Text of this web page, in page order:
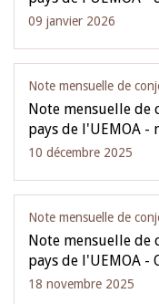
09 janvier 2026
Note mensuelle de
Note mensuelle de
pays de l'UEMOA -
10 décembre 2025
Note mensuelle de
Note mensuelle de
pays de l'UEMOA -
18 novembre 2025